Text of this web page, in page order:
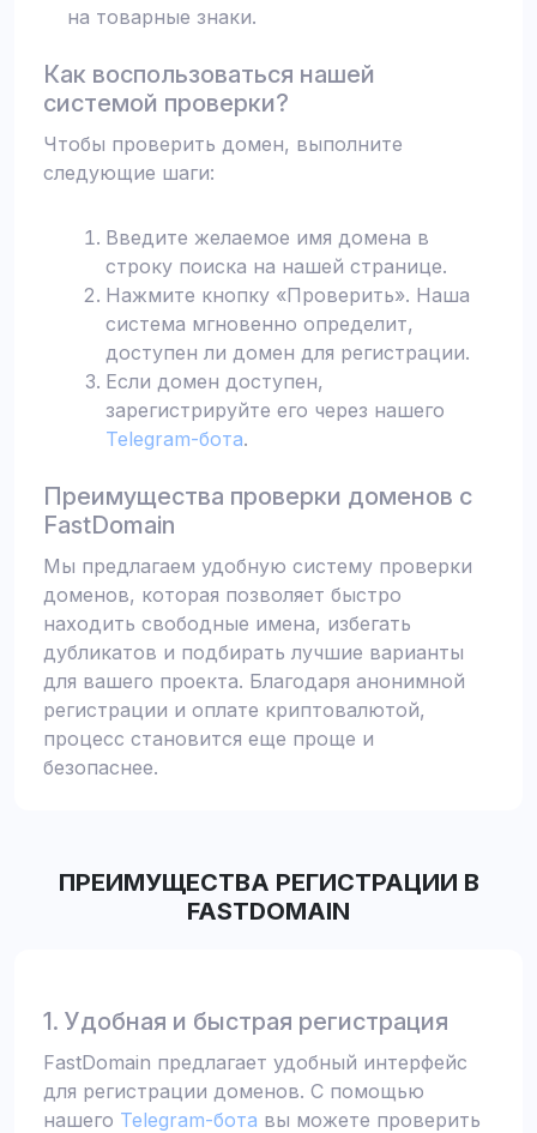
на товарные знаки.
Как воспользоваться нашей
системой проверки?
Чтобы проверить домен, выполните
следующие шаги:
Введите желаемое имя домена в
строку поиска на нашей странице.
Нажмите кнопку «Проверить». Наша
система мгновенно определит,
доступен ли домен для регистрации.
Если домен доступен,
зарегистрируйте его через нашего
Telegram-бота.
Преимущества проверки доменов с
FastDomain
Мы предлагаем удобную систему проверки
доменов, которая позволяет быстро
находить свободные имена, избегать
дубликатов и подбирать лучшие варианты
для вашего проекта. Благодаря анонимной
регистрации и оплате криптовалютой,
процесс становится еще проще и
безопаснее.
ПРЕИМУЩЕСТВА РЕГИСТРАЦИИ В
FASTDOMAIN
1. Удобная и быстрая регистрация
FastDomain предлагает удобный интерфейс
для регистрации доменов. С помощью
нашего Telegram-бота вы можете проверить